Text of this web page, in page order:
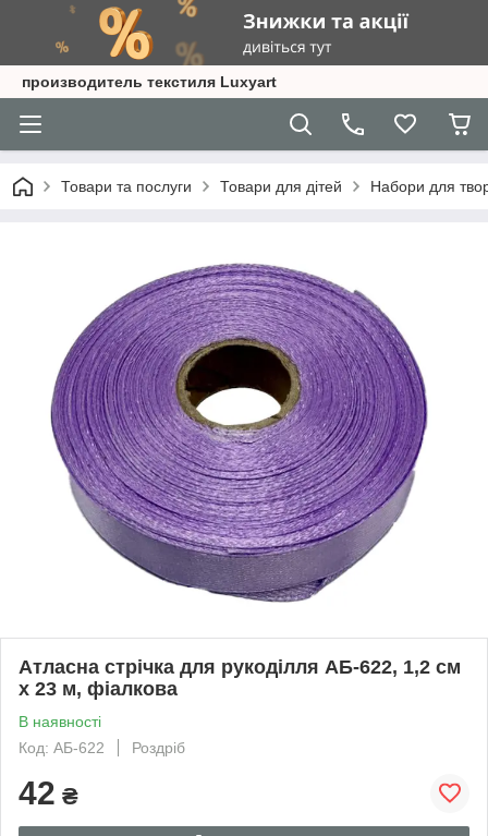
производитель текстиля Luxyart
Товари та послуги Товари для дітей Набори для
Атласна стрічка для рукоділля АБ-622, 1,2 см
х 23 м, фіалкова
В наявності
Код: АБ-622
Роздріб
42 ₴